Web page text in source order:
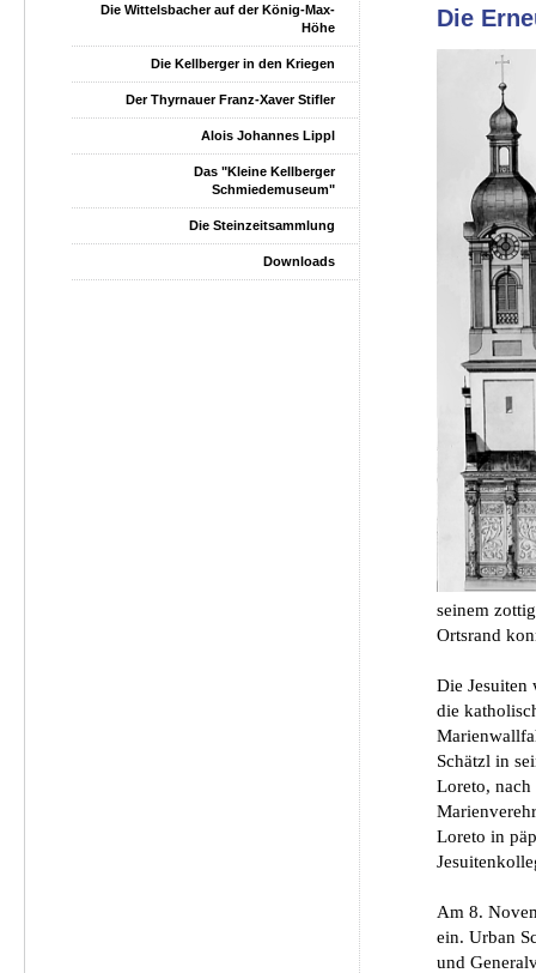
Die
seinem
Ortsrand
Die Jesuiten
die
Schätzl in
Loreto,
Loreto in
Am 8.
ein. Urban
und
Die Wittelsbacher auf der König-Max-
Höhe
Die Kellberger in den Kriegen
Der Thyrnauer Franz-Xaver Stifler
Alois Johannes Lippl
Das "Kleine Kellberger
Schmiedemuseum"
Die Steinzeitsammlung
Downloads